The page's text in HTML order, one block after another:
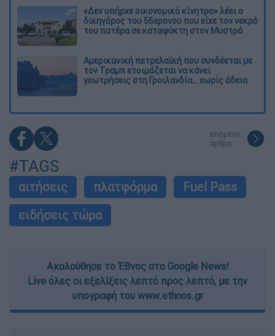
«Δεν υπήρχε οικονομικό κίνητρο» λέει ο
δικηγόρος του 55χρονου που είχε τον νεκρό
του πατέρα σε καταψύκτη στον Μυστρά
Αμερικανική πετρελαϊκή που συνδέεται με
τον Τραμπ ετοιμάζεται να κάνει
γεωτρήσεις στη Γροιλανδία... χωρίς άδεια
επόμενο
άρθρο
#TAGS
αιτήσεις πλατφόρμα
Fuel Pass
ειδήσεις τώρα
Ακολούθησε το Έθνος στο Google News!
Live όλες οι εξελίξεις λεπτό προς λεπτό, με την
υπογραφή του www.ethnos.gr